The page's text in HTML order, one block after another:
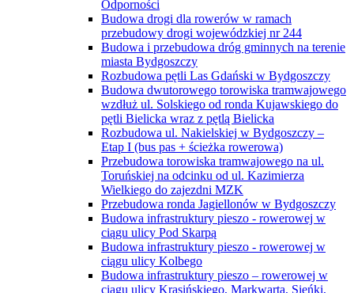
Odporności
Budowa drogi dla rowerów w ramach
przebudowy drogi wojewódzkiej nr 244
Budowa i przebudowa dróg gminnych na terenie
miasta Bydgoszczy
Rozbudowa pętli Las Gdański w Bydgoszczy
Budowa dwutorowego torowiska tramwajowego
wzdłuż ul. Solskiego od ronda Kujawskiego do
pętli Bielicka wraz z pętlą Bielicka
Rozbudowa ul. Nakielskiej w Bydgoszczy –
Etap I (bus pas + ścieżka rowerowa)
Przebudowa torowiska tramwajowego na ul.
Toruńskiej na odcinku od ul. Kazimierza
Wielkiego do zajezdni MZK
Przebudowa ronda Jagiellonów w Bydgoszczy
Budowa infrastruktury pieszo - rowerowej w
ciągu ulicy Pod Skarpą
Budowa infrastruktury pieszo - rowerowej w
ciągu ulicy Kolbego
Budowa infrastruktury pieszo – rowerowej w
ciągu ulicy Krasińskiego, Markwarta, Sieńki,